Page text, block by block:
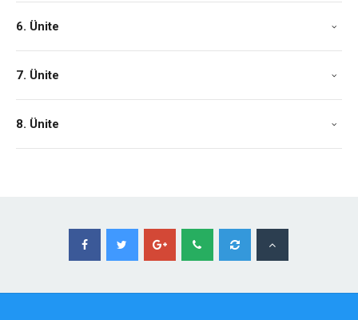
6. Ünite
7. Ünite
8. Ünite